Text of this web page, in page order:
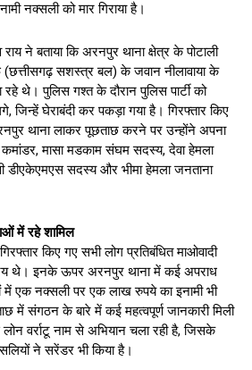
नक्सली को मार गिराया है।
ने बताया कि अरनपुर थाना क्षेत्र के पोटाली
सशस्त्र बल) के जवान नीलावाया के
थे। पुलिस गश्त के दौरान पुलिस पार्टी को
घेराबंदी कर पकड़ा गया है। गिरफ्तार किए
थाना लाकर पूछताछ करने पर उन्होंने अपना
कमांडर, मासा मडकाम संघम सदस्य, देवा हेमला
डीएकेएमएस सदस्य और भीमा हेमला जनताना
में रहे शामिल
किए गए सभी लोग प्रतिबंधित माओवादी
थे। इनके ऊपर अरनपुर थाना में कई अपराध
में एक नक्सली पर एक लाख रुपये का इनामी भी
में संगठन के बारे में कई महत्वपूर्ण जानकारी मिली
वर्राटू नाम से अभियान चला रही है, जिसके
ने सरेंडर भी किया है।